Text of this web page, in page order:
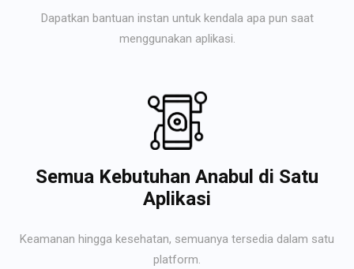
Dapatkan bantuan instan untuk kendala apa pun saat
menggunakan aplikasi.
Semua Kebutuhan Anabul di Satu
Aplikasi
Keamanan hingga kesehatan, semuanya tersedia dalam satu
platform.